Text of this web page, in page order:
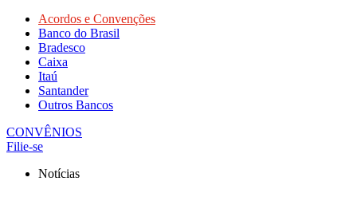
Acordos e Convenções
Banco do Brasil
Bradesco
Caixa
Itaú
Santander
Outros Bancos
CONVÊNIOS
Filie-se
Notícias